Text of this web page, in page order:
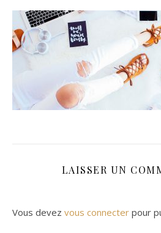
LAISSER UN
Vous devez vous connecter pour